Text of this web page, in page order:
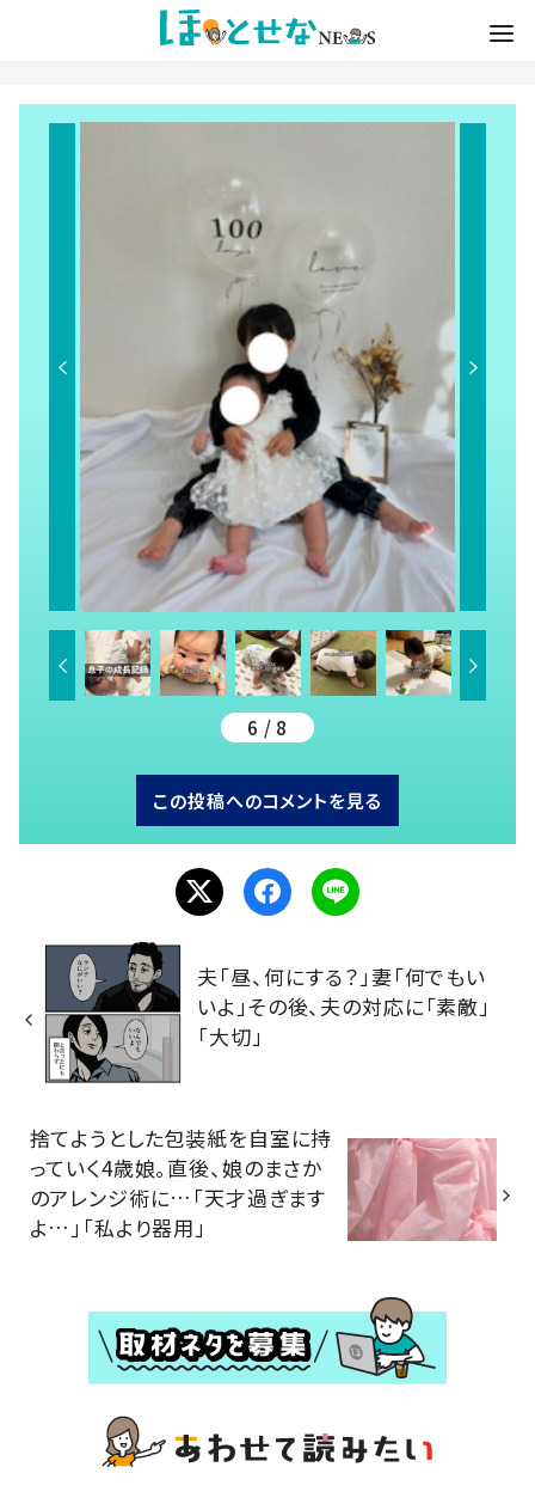
6 / 8
この投稿へのコメントを見る
夫「昼、何にする？」妻「何でもい
いよ」その後、夫の対応に「素敵」
「大切」
捨てようとした包装紙を自室に持
っていく4歳娘。直後、娘のまさか
のアレンジ術に…「天才過ぎます
よ…」「私より器用」